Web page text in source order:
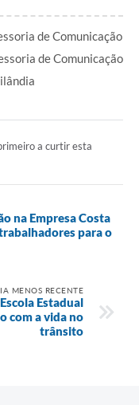
de Comunicação
de Comunicação
a curtir esta
na Empresa Costa
para o
MENOS RECENTE
Estadual
com a vida no
trânsito